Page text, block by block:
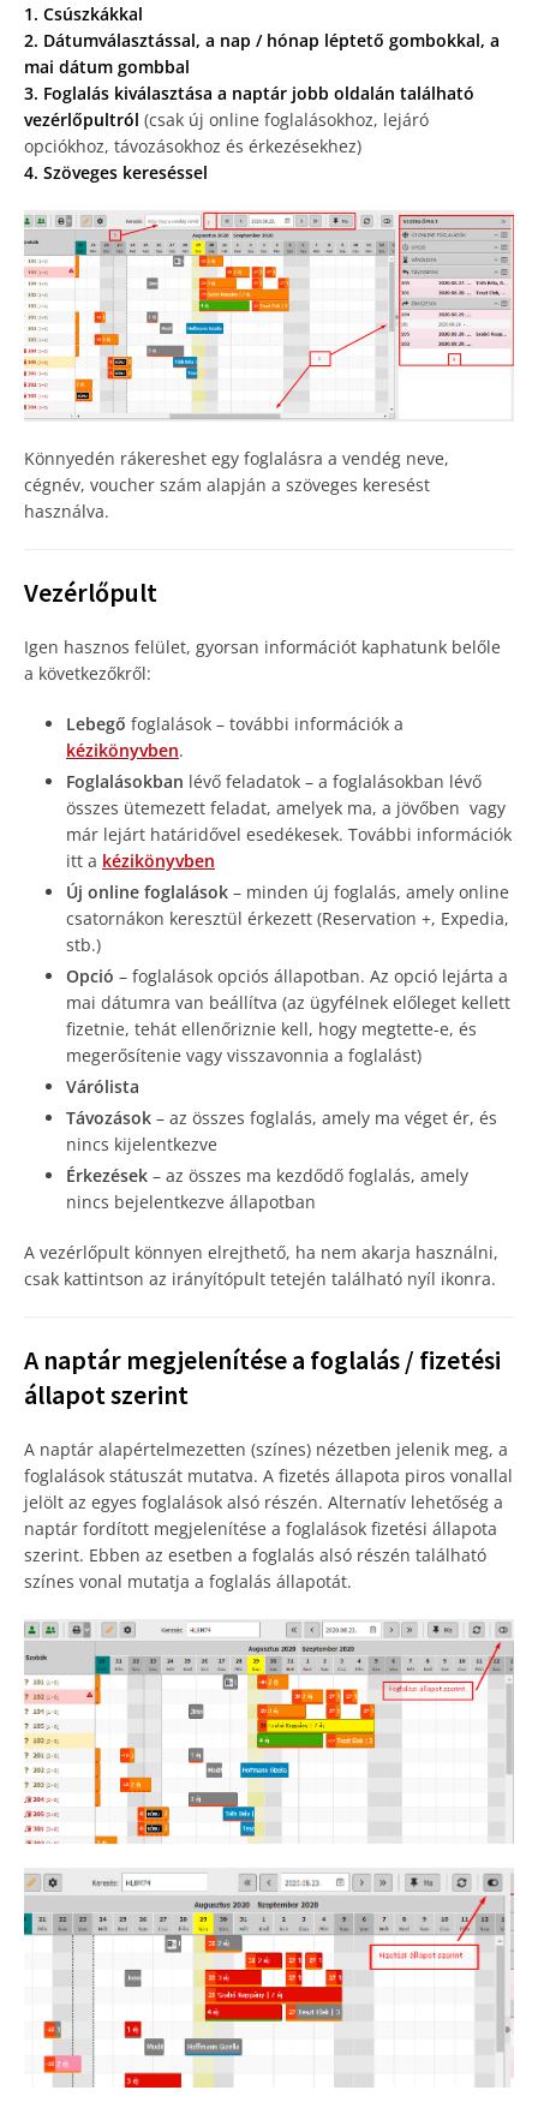
1. Csúszkákkal
2. Dátumválasztással, a nap / hónap léptető gombokkal, a
mai dátum gombbal
3. Foglalás kiválasztása a naptár jobb oldalán található
vezérlőpultról (csak új online foglalásokhoz, lejáró
opciókhoz, távozásokhoz és érkezésekhez)
4. Szöveges kereséssel
Könnyedén rákereshet egy foglalásra a vendég neve,
cégnév, voucher szám alapján a szöveges keresést
használva.
Vezérlőpult
Igen hasznos felület, gyorsan információt kaphatunk belőle
a következőkről:
Lebegő foglalások – további információk a
kézikönyvben.
Foglalásokban lévő feladatok – a foglalásokban lévő
összes ütemezett feladat, amelyek ma, a jövőben vagy
már lejárt határidővel esedékesek. További információk
itt a kézikönyvben
Új online foglalások – minden új foglalás, amely online
csatornákon keresztül érkezett (Reservation +, Expedia,
stb.)
Opció – foglalások opciós állapotban. Az opció lejárta a
mai dátumra van beállítva (az ügyfélnek előleget kellett
fizetnie, tehát ellenőriznie kell, hogy megtette-e, és
megerősítenie vagy visszavonnia a foglalást)
Várólista
Távozások – az összes foglalás, amely ma véget ér, és
nincs kijelentkezve
Érkezések – az összes ma kezdődő foglalás, amely
nincs bejelentkezve állapotban
A vezérlőpult könnyen elrejthető, ha nem akarja használni,
csak kattintson az irányítópult tetején található nyíl ikonra.
A naptár megjelenítése a foglalás / fizetési
állapot szerint
A naptár alapértelmezetten (színes) nézetben jelenik meg, a
foglalások státuszát mutatva. A fizetés állapota piros vonallal
jelölt az egyes foglalások alsó részén. Alternatív lehetőség a
naptár fordított megjelenítése a foglalások fizetési állapota
szerint. Ebben az esetben a foglalás alsó részén található
színes vonal mutatja a foglalás állapotát.